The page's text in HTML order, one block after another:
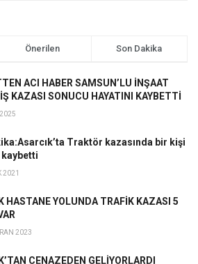
Önerilen Son Dakika
ACI HABER SAMSUN’LU İNŞAAT
KAZASI SONUCU HAYATINI KAYBETTİ
Traktör kazasında bir kişi
kaybetti
2021
HASTANE YOLUNDA TRAFİK KAZASI 5
2023
CENAZEDEN GELİYORLARDI